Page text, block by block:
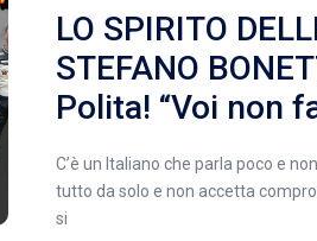
LO SPIRITO
STEFANO
Polita! “Voi non
C’è un Italiano che parla poco e
tutto da solo e non accetta
si